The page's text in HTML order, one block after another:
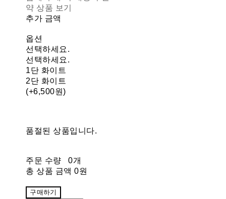
약 상품 보기
추가 금액
옵션
선택하세요.
선택하세요.
1단 화이트
2단 화이트
(+6,500원)
품절된 상품입니다.
주문 수량
0개
총 상품 금액 0원
구매하기